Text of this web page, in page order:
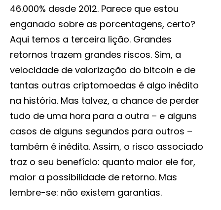
46.000% desde 2012. Parece que estou
enganado sobre as porcentagens, certo?
Aqui temos a terceira lição. Grandes
retornos trazem grandes riscos. Sim, a
velocidade de valorização do bitcoin e de
tantas outras criptomoedas é algo inédito
na história. Mas talvez, a chance de perder
tudo de uma hora para a outra – e alguns
casos de alguns segundos para outros –
também é inédita. Assim, o risco associado
traz o seu benefício: quanto maior ele for,
maior a possibilidade de retorno. Mas
lembre-se: não existem garantias.